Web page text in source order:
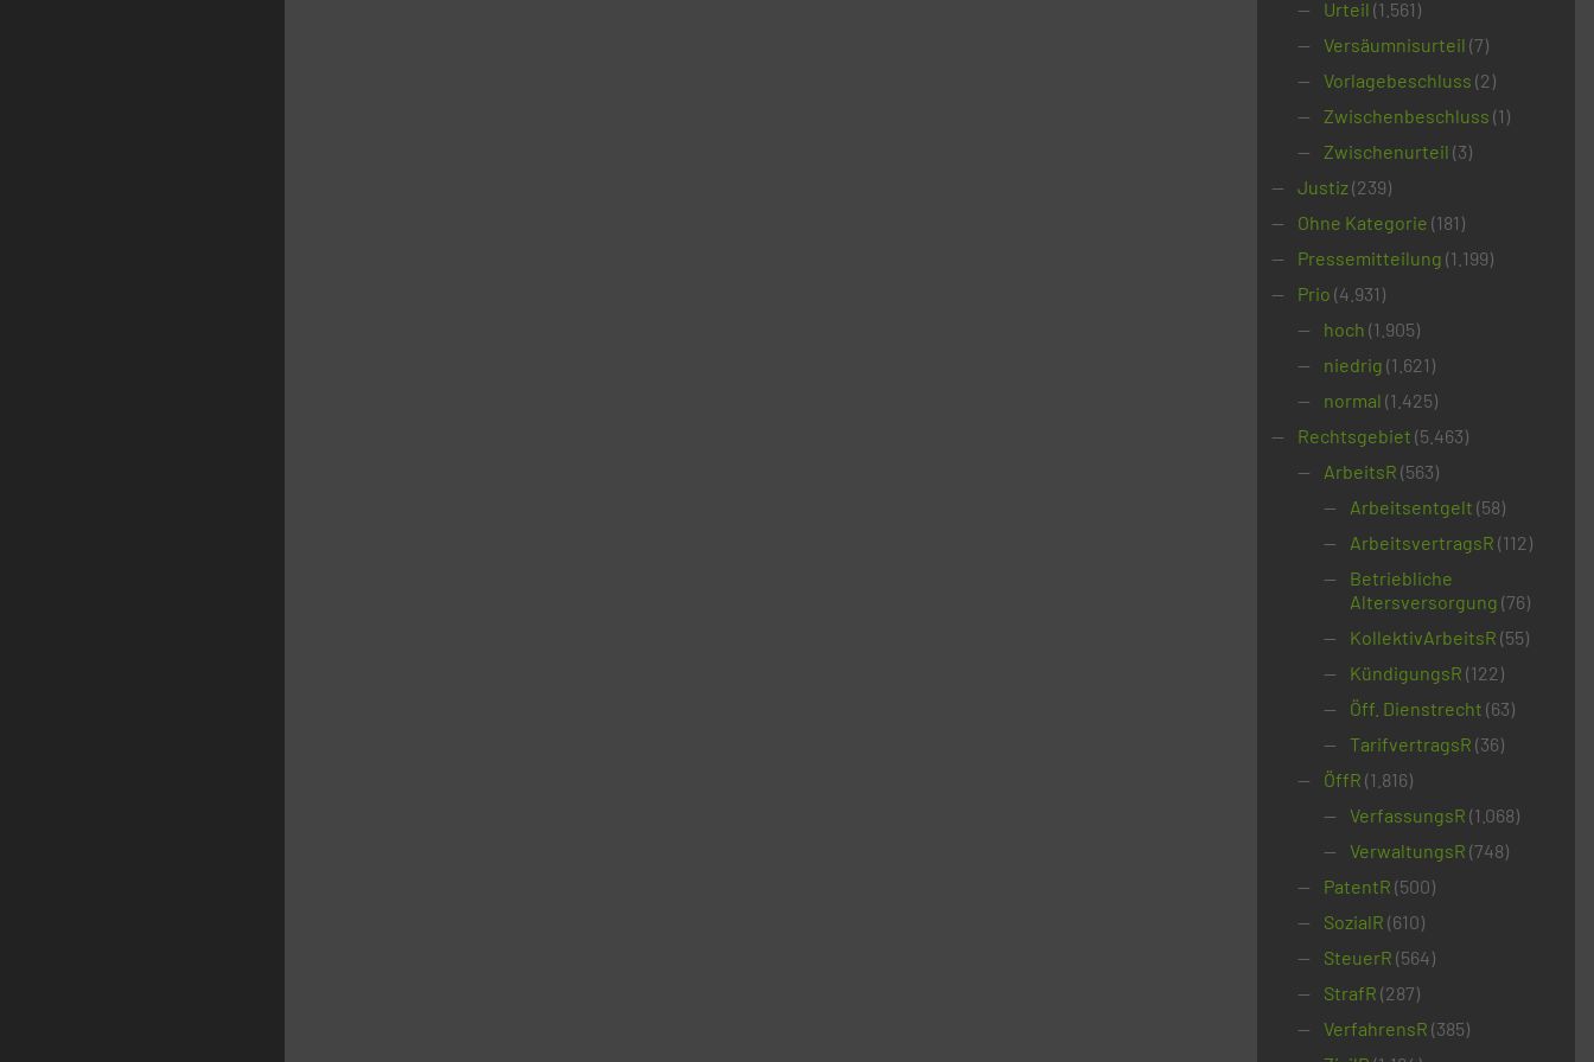
Urteil (1.561)
Versäumnisurteil (7)
Vorlagebeschluss (2)
Zwischenbeschluss (1)
Zwischenurteil (3)
Justiz(239)
Ohne Kategorie (181)
Pressemitteilung (1.199)
Prio (4.931)
hoch (1.905)
niedrig (1.621)
normal (1.425)
Rechtsgebiet (5.463)
ArbeitsR (563)
Arbeitsentgelt (58)
ArbeitsvertragsR (112)
Betriebliche
Altersversorgung (76)
KollektivArbeitsR (55)
KündigungsR (122)
Öff. Dienstrecht (63)
TarifvertragsR (36)
ÖffR (1.816)
VerfassungsR (1.068)
VerwaltungsR (748)
PatentR (500)
SozialR (610)
SteuerR (564)
StrafR (287)
VerfahrensR (385)